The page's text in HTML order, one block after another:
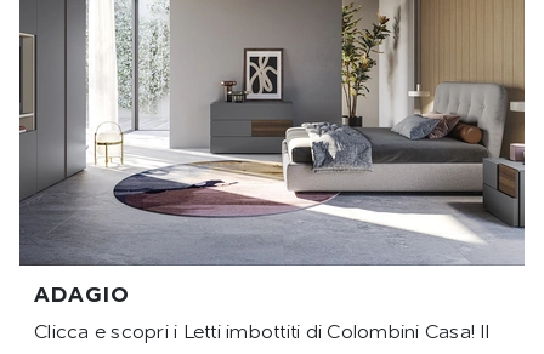
ADAGIO
Clicca e scopri i Letti imbottiti di Colombini Casa! Il